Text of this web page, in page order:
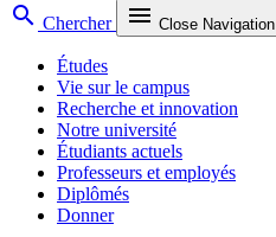
search Chercher menu Close Navigation
Études
Vie sur le campus
Recherche et innovation
Notre université
Étudiants actuels
Professeurs et employés
Diplômés
Donner